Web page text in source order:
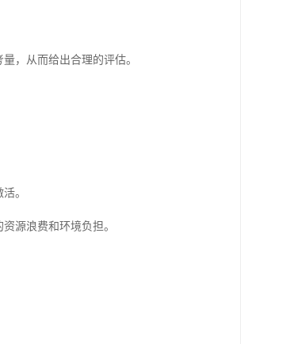
，从而给出合理的评估。
。
源浪费和环境负担。